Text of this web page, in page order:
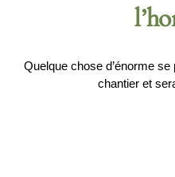
Quelque chose d’énorme
chantier et